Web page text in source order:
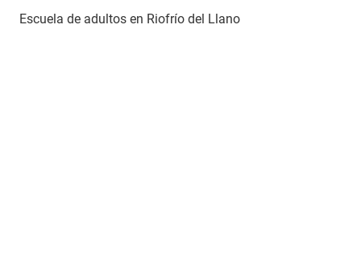
Escuela de adultos en Riofrío del Llano